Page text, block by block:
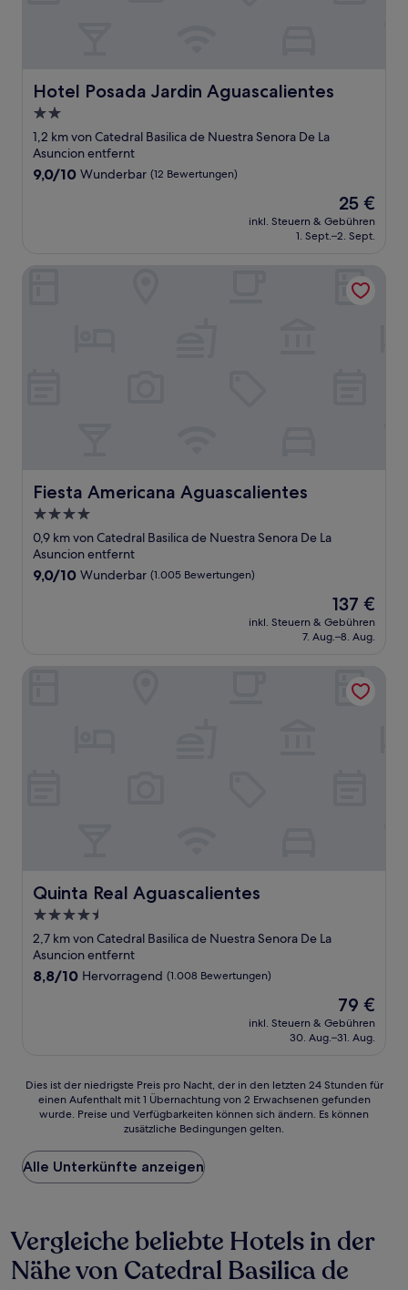
Hotel Posada Jardin Aguascalientes
Hotel Posada Jardin Aguascalientes
2.0-
Sterne-
Unterkunft
1,2 km von Catedral Basilica de Nuestra Senora De La
Asuncion entfernt
9.0
9,0/10 Wunderbar (12 Bewertungen)
Der
Preis
beträgt
25 €
inkl. Steuern & Gebühren
1. Sept.–2. Sept.
Fiesta Americana Aguascalientes
Fiesta Americana Aguascalientes
4.0-
Sterne-
Unterkunft
0,9 km von Catedral Basilica de Nuestra Senora De La
Asuncion entfernt
9.0
9,0/10 Wunderbar (1.005 Bewertungen)
Der
Preis
beträgt
137 €
inkl. Steuern & Gebühren
7. Aug.–8. Aug.
Quinta Real Aguascalientes
Quinta Real Aguascalientes
4.5-
Sterne-
Unterkunft
2,7 km von Catedral Basilica de Nuestra Senora De La
Asuncion entfernt
8.8
8,8/10 Hervorragend (1.008 Bewertungen)
Der
Preis
beträgt
79 €
inkl. Steuern & Gebühren
30. Aug.–31. Aug.
Dies
der
Preis
pro
Nacht,
den
letzten
24 Stunden
für
Dies ist der niedrigste Preis pro Nacht, der in den letzten 24 Stunden für
einen Aufenthalt mit 1 Übernachtung von 2 Erwachsenen gefunden
wurde. Preise und Verfügbarkeiten können sich ändern. Es können
zusätzliche Bedingungen gelten.
Alle Unterkünfte anzeigen
Vergleiche beliebte Hotels in der
Nähe von Catedral Basilica de